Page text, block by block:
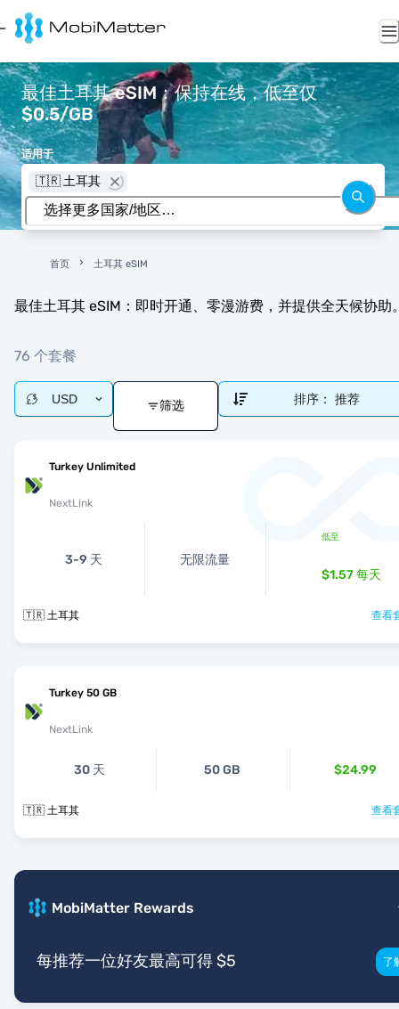
最佳土耳其 eSIM：保持在线，低至仅
$0.5/GB
适用于
🇹🇷 土耳其
首页 土耳其 eSIM
最佳土耳其 eSIM：即时开通、零漫游费，并提供全天候协助
76 个套餐
USD 筛选 排序： 推荐
Turkey Unlimited
NextLink
3-9 天 无限流量
低至
$1.57每天
🇹🇷 土耳其 查看
Turkey 50 GB
NextLink
30 天 50 GB $24.99
🇹🇷 土耳其 查看
MobiMatter Rewards
每推荐一位好友最高可得 $5 了